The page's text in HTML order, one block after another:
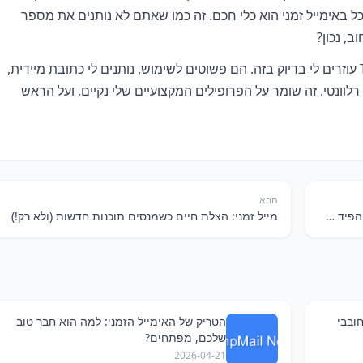
זמני הוא כלי חכם. זה כמו שאתם לא נותנים את מספר
נכון?
אני אישית מצאתי ששירותים כמו TempTom עוזרים לי בדיוק בזה. הם פשוטים לשימוש, נותנים לי כתובת מיידית,
זה שומר על הפרופילים המקצועיים שלי נקיים, ועל הראש
הצד האפל של הרישום: איך אימייל זמני מציל את הפיד שלכם (וגם את הפרטיות שלכם בסחר חוצה גבולות)
הבא
מייל זמני: הצלת חיים כשמנסים תוכנות חדשות (ולא רק!)
הטריק של האימייל הזמני: למה הוא חבר טוב
שלכם, מפתחים?
2026-04-21